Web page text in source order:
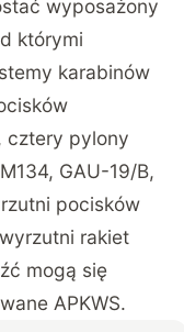
wyposażony
którymi
karabinów
cztery pylony
GAU-19/B,
pocisków
rakiet
mogą się
APKWS.